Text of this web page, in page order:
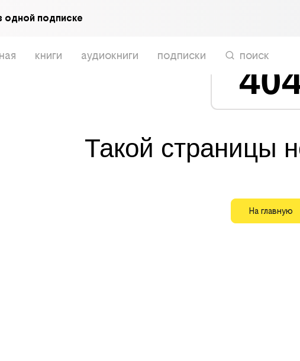
одной подписке
книги аудиокниги подписки поиск
Такой страницы
На главную